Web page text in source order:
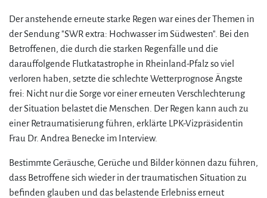
Der anstehende erneute starke Regen war eines der Themen in
der Sendung "SWR extra: Hochwasser im Südwesten". Bei den
Betroffenen, die durch die starken Regenfälle und die
darauffolgende Flutkatastrophe in Rheinland-Pfalz so viel
verloren haben, setzte die schlechte Wetterprognose Ängste
frei: Nicht nur die Sorge vor einer erneuten Verschlechterung
der Situation belastet die Menschen. Der Regen kann auch zu
einer Retraumatisierung führen, erklärte LPK-Vizpräsidentin
Frau Dr. Andrea Benecke im Interview.
Bestimmte Geräusche, Gerüche und Bilder können dazu führen,
dass Betroffene sich wieder in der traumatischen Situation zu
befinden glauben und das belastende Erlebniss erneut